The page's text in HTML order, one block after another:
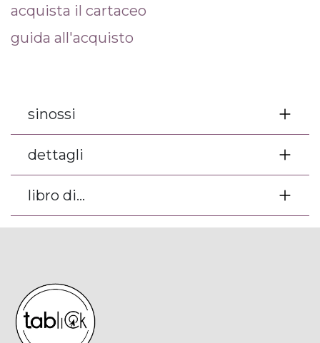
acquista il cartaceo
guida all'acquisto
sinossi
dettagli
libro di...